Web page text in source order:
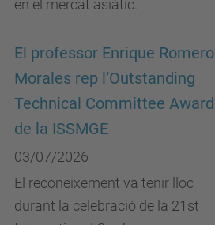
en el mercat asiàtic.
El professor Enrique Romero
Morales rep l’Outstanding
Technical Committee Award
de la ISSMGE
03/07/2026
El reconeixement va tenir lloc
durant la celebració de la 21st